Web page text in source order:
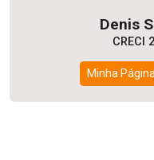
Denis
CRECI
Minha Página